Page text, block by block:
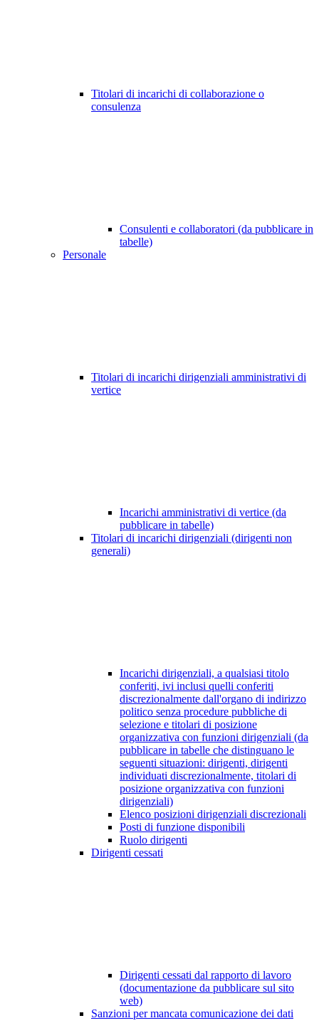
Titolari di incarichi di collaborazione o
consulenza
Consulenti e collaboratori (da pubblicare in
tabelle)
Personale
Titolari di incarichi dirigenziali amministrativi di
vertice
Incarichi amministrativi di vertice (da
pubblicare in tabelle)
Titolari di incarichi dirigenziali (dirigenti non
generali)
Incarichi dirigenziali, a qualsiasi titolo
conferiti, ivi inclusi quelli conferiti
discrezionalmente dall'organo di indirizzo
politico senza procedure pubbliche di
selezione e titolari di posizione
organizzativa con funzioni dirigenziali (da
pubblicare in tabelle che distinguano le
seguenti situazioni: dirigenti, dirigenti
individuati discrezionalmente, titolari di
posizione organizzativa con funzioni
dirigenziali)
Elenco posizioni dirigenziali discrezionali
Posti di funzione disponibili
Ruolo dirigenti
Dirigenti cessati
Dirigenti cessati dal rapporto di lavoro
(documentazione da pubblicare sul sito
web)
Sanzioni per mancata comunicazione dei dati